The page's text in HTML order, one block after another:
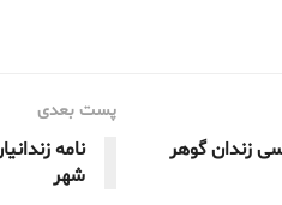
زندان گوهر
پست بعدی
نامه
شهر